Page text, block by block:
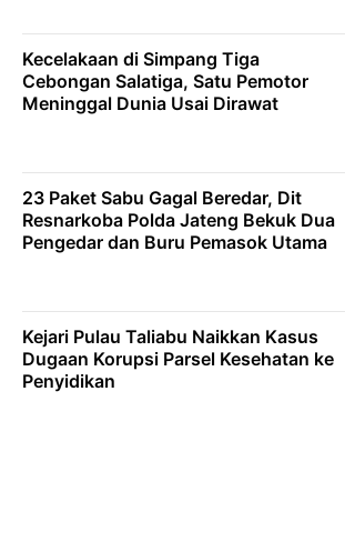
Kecelakaan di Simpang Tiga
Cebongan Salatiga, Satu Pemotor
Meninggal Dunia Usai Dirawat
23 Paket Sabu Gagal Beredar, Dit
Resnarkoba Polda Jateng Bekuk Dua
Pengedar dan Buru Pemasok Utama
Kejari Pulau Taliabu Naikkan Kasus
Dugaan Korupsi Parsel Kesehatan ke
Penyidikan